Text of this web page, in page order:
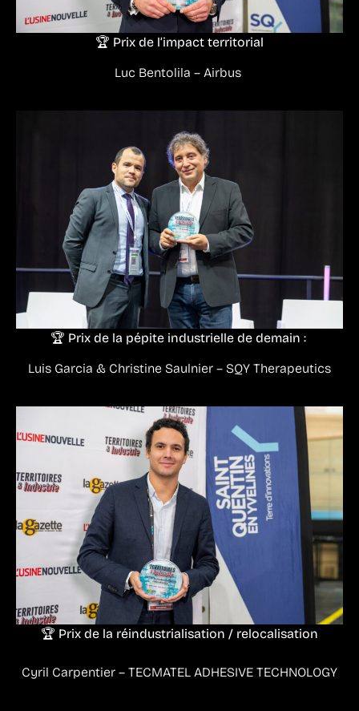
🏆 Prix de l’impact territorial
Luc Bentolila – Airbus
🏆 Prix de la pépite industrielle de demain :
Luis Garcia & Christine Saulnier – SQY Therapeutics
🏆 Prix de la réindustrialisation / relocalisation
Cyril Carpentier – TECMATEL ADHESIVE TECHNOLOGY